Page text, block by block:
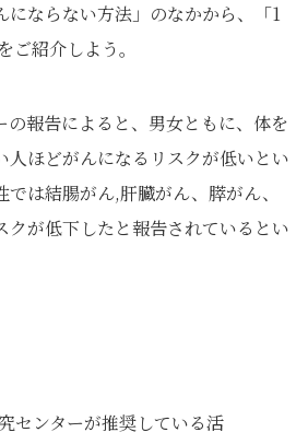
にならない方法」のなかから、「1
ご紹介しよう。
の報告によると、男女ともに、体を
人ほどがんになるリスクが低いとい
は結腸がん,肝臓がん、膵がん、
クが低下したと報告されているとい
センターが推奨している活